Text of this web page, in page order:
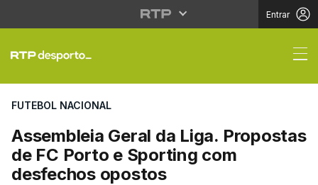
Entrar
Assembleia Geral da
FUTEBOL NACIONAL
Assembleia Geral da Liga. Propostas
de FC Porto e Sporting com
desfechos opostos